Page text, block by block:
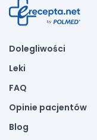
Dolegliwości
Leki
FAQ
Opinie pacjentów
Blog